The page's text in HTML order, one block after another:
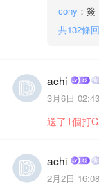
cony ：簽
共132條
achi
3月6日 02:43
送了1個打
achi
2月2日 16:08